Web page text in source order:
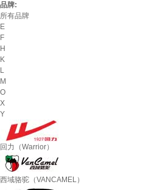
品牌:
所有品牌
E
F
H
K
L
M
O
X
Y
回力（Warrior）
西域骆驼（VANCAMEL）